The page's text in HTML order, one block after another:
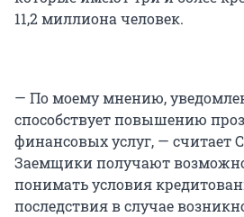
11,2 миллиона человек.
— По моему мнению,
способствует повышению
финансовых услуг, — считает
Заемщики получают
понимать условия
последствия в случае